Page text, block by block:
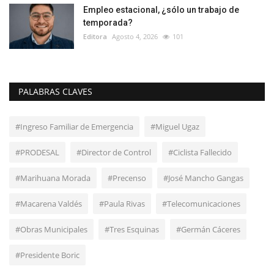
Empleo estacional, ¿sólo un trabajo de
temporada?
Editora Agosto 4, 2026 101
PALABRAS CLAVES
#Ingreso Familiar de Emergencia #Miguel Ugaz
#PRODESAL #Director de Control #Ciclista Fallecido
#Marihuana Morada #Precenso #José Mancho Gangas
#Macarena Valdés #Paula Rivas #Telecomunicaciones
#Obras Municipales #Tres Esquinas #Germán Cáceres
#Presidente Boric